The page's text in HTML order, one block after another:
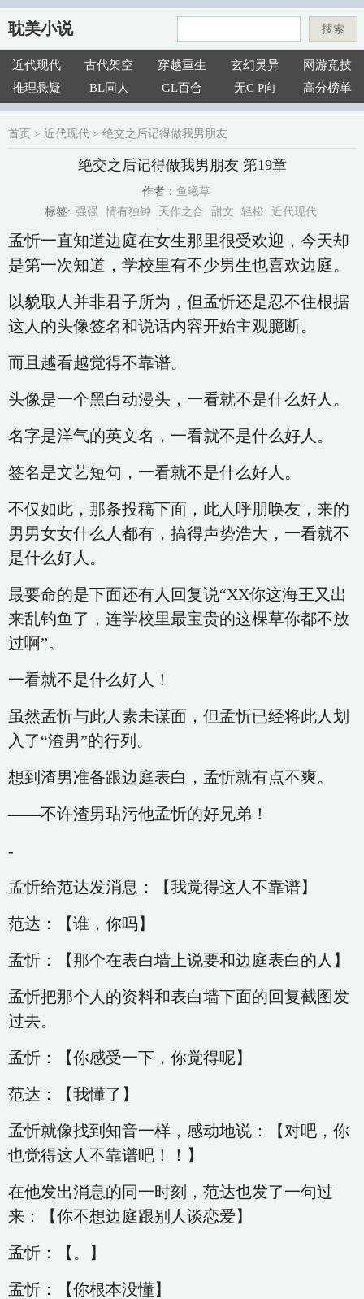
耽美小说 搜索
近代现代 古代架空 穿越重生 玄幻灵异
网游竞技
推理悬疑
BL同人 GL百合 无C P向 高分榜单
首页 > 近代现代 > 绝交之后记得做我男朋友
绝交之后记得做我男朋友 第19章
作者： 鱼曦草
标签: 强强 情有独钟 天作之合 甜文 轻松 近代现代
孟忻一直知道边庭在女生那里很受欢迎，今天却
是第一次知道，学校里有不少男生也喜欢边庭。
以貌取人并非君子所为，但孟忻还是忍不住根据
这人的头像签名和说话内容开始主观臆断。
而且越看越觉得不靠谱。
头像是一个黑白动漫头，一看就不是什么好人。
名字是洋气的英文名，一看就不是什么好人。
签名是文艺短句，一看就不是什么好人。
不仅如此，那条投稿下面，此人呼朋唤友，来的
男男女女什么人都有，搞得声势浩大，一看就不
是什么好人。
最要命的是下面还有人回复说“XX你这海王又出
来乱钓鱼了，连学校里最宝贵的这棵草你都不放
过啊”。
一看就不是什么好人！
虽然孟忻与此人素未谋面，但孟忻已经将此人划
入了“渣男”的行列。
想到渣男准备跟边庭表白，孟忻就有点不爽。
——不许渣男玷污他孟忻的好兄弟！
-
孟忻给范达发消息：【我觉得这人不靠谱】
范达：【谁，你吗】
孟忻：【那个在表白墙上说要和边庭表白的人】
孟忻把那个人的资料和表白墙下面的回复截图发
过去。
孟忻：【你感受一下，你觉得呢】
范达：【我懂了】
孟忻就像找到知音一样，感动地说：【对吧，你
也觉得这人不靠谱吧！！】
在他发出消息的同一时刻，范达也发了一句过
来：【你不想边庭跟别人谈恋爱】
孟忻：【。】
孟忻：【你根本没懂】